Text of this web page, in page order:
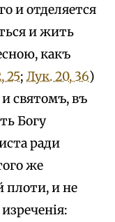
и отделяется
и жить
какъ
25; Лук. 20, 36)
святомъ, въ
Богу
ради
же
плоти, и не